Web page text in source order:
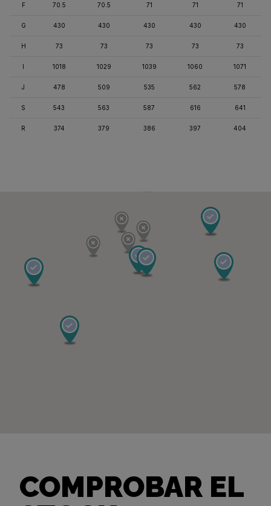
F 70.5 70.5 71 71 71
G 430 430 430 430 430
H 73 73 73 73 73
I 1018 1029 1039 1060 1071
J 478 509 535 562 578
S 543 563 587 616 641
R 374 379 386 397 404
COMPROBAR EL